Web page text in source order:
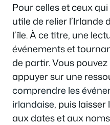
Pour celles et ceux
utile de relier l’Irlande
l’île. À ce titre, une
événements et
de partir. Vous
appuyer sur une
comprendre les
irlandaise, puis
aux dates et aux